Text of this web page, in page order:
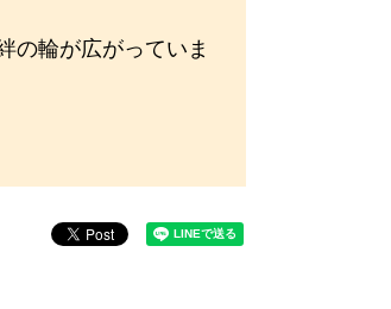
の輪が広がっていま